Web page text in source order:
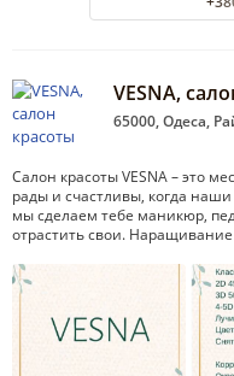
VESNA,
65000, Одеса,
Салон красоты VESNA – это
рады и счастливы, когда
мы сделаем тебе маникюр,
отрастить свои.